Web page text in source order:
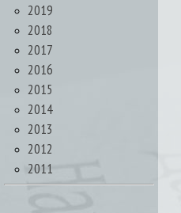
2019
2018
2017
2016
2015
2014
2013
2012
2011